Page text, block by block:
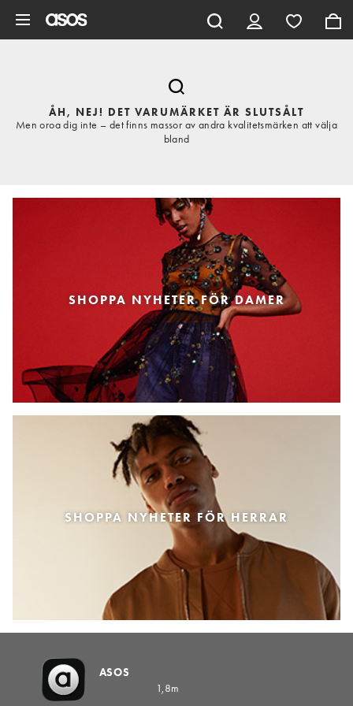
ÅH, NEJ! DET VARUMÄRKET ÄR SLUTSÅLT
Men oroa dig inte – det finns massor av andra kvalitetsmärken att välja
bland
SHOPPA NYHETER FÖR DAMER
SHOPPA NYHETER FÖR HERRAR
ASOS
1,8m